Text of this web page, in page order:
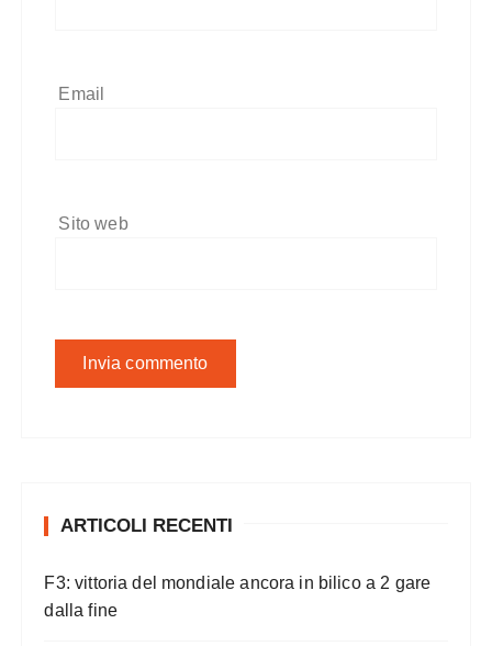
Email
Sito web
ARTICOLI RECENTI
F3: vittoria del mondiale ancora in bilico a 2 gare
dalla fine